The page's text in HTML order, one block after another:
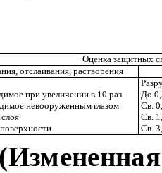
Оценка защитных
отслаивания, растворения
при увеличении в 10 раз
До
невооруженным глазом
Св.
Св.
Св.